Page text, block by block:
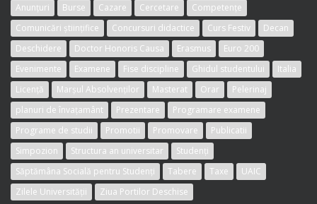
Anunțuri
Burse Cazare Cercetare
Competențe
Comunicări științifice
Concursuri didactice Curs Festiv
Decan
Deschidere
Doctor Honoris Causa Erasmus
Euro 200
Evenimente
Examene Fise discipline Ghidul studentului
Italia
Licență
Marșul Absolvenților Masterat Orar
Pelerinaj
planuri de învațamânt
Prezentare
Programare examene
Programe de studii
Promotii Promovare
Publicatii
Simpozion
Structura an universitar
Studenți
Săptămâna Socială pentru Studenți
Tabere Taxe
UAIC
Zilele Universității
Ziua Portilor Deschise